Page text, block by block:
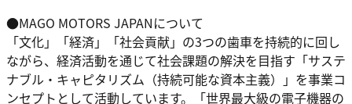
●MAGO MOTORS JAPANについて
「文化」「経済」「社会貢献」の3つの歯車を持続的に回し
ながら、経済活動を通じて社会課題の解決を目指す「サステ
ナブル・キャピタリズム（持続可能な資本主義）」を事業コ
ンセプトとして活動しています。「世界最大級の電子機器の